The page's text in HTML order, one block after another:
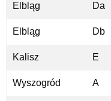
Elbląg Da
Elbląg Db
Kalisz E
Wyszogród A